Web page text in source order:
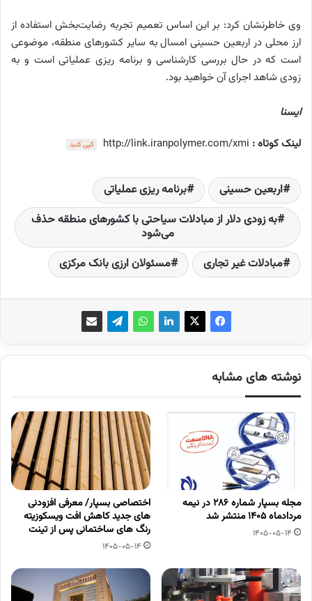
وی خاطرنشان کرد: بر این اساس تعمیم تجربه رضایت‌بخش استفاده از
ارز محلی در اربعین حسینی امسال به سایر کشورهای منطقه، موضوعی
است که در حال بررسی کارشناسی و برنامه ریزی عملیاتی است و به
زودی شاهد اجرای آن خواهید بود.
ایسنا
لینک کوتاه : http://link.iranpolymer.com/xmi کپی کنید
اربعین حسینی
برنامه ریزی عملیاتی
به زودی دلار از مبادلات سیاحتی با کشورهای منطقه حذف
می‌شود
مبادلات غیر تجاری
مسئولان ارزی بانک مرکزی
نوشته های مشابه
مجله بسپار شماره 286 در نیمه
مردادماه 1405 منتشر شد
1405-05-14
اختصاصی بسپار/ معرفی افزودنی
های جدید کاهش افت ویسکوزیته
رنگ های ساختمانی پس از تینت
1405-05-14